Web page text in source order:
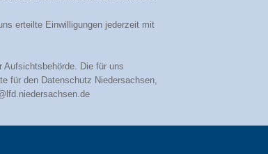
erteilte Einwilligungen jederzeit mit
Aufsichtsbehörde. Die für uns
für den Datenschutz Niedersachsen,